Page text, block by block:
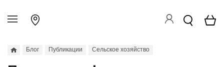
Блог Публикации Сельское хозяйство